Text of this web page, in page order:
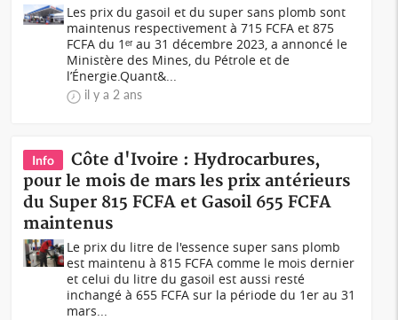
Les prix du gasoil et du super sans plomb sont
maintenus respectivement à 715 FCFA et 875
FCFA du 1ᵉʳ au 31 décembre 2023, a annoncé le
Ministère des Mines, du Pétrole et de
l’Énergie.Quant&...
il y a 2 ans
Info
Côte d'Ivoire : Hydrocarbures,
pour le mois de mars les prix antérieurs
du Super 815 FCFA et Gasoil 655 FCFA
maintenus
Le prix du litre de l'essence super sans plomb
est maintenu à 815 FCFA comme le mois dernier
et celui du litre du gasoil est aussi resté
inchangé à 655 FCFA sur la période du 1er au 31
mars...